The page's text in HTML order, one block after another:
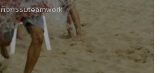
กิจกรรมteamwork